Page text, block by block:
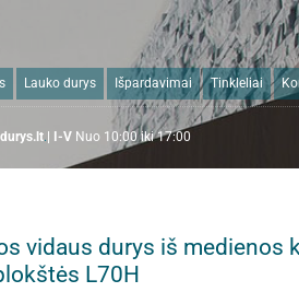
Lauko durys Išpardavimai Tinkleliai
. | I-V N uo 10:00 iki 17:00
vidaus durys iš medienos
L70H